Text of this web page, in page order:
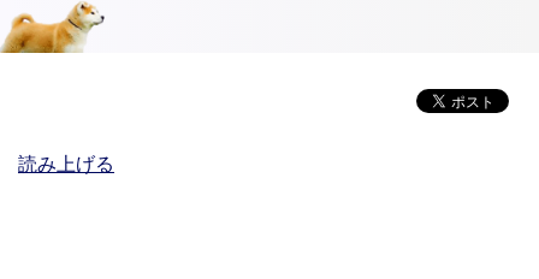
読み上げる